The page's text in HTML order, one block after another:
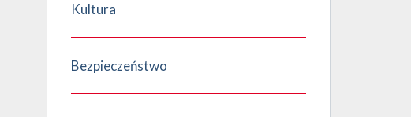
Kultura
Bezpieczeństwo